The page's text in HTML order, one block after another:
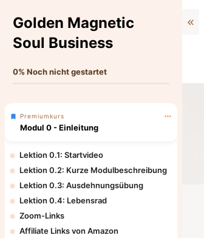
Golden Magnetic
Soul Business
0% Noch nicht gestartet
Premiumkurs
Modul 0 - Einleitung
Lektion 0.1: Startvideo
Lektion 0.2: Kurze Modulbeschreibung
Lektion 0.3: Ausdehnungsübung
Lektion 0.4: Lebensrad
Zoom-Links
Affiliate Links von Amazon